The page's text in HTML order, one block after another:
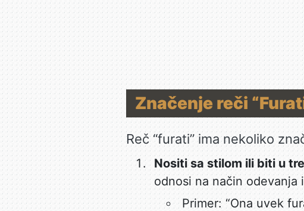
Značenje reči
Reč “furati” ima nekoliko
Nositi sa stilom ili biti u
odnosi na način odevanja
Primer: “Ona uvek